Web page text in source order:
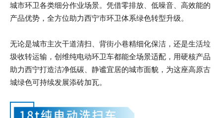
城市环卫各类细分作业场景。凭借零排放、低噪音、高效能的
产品优势，全方位助力西宁市环卫体系绿色转型升级。
无论是城市主次干道清扫、背街小巷精细化保洁，还是生活垃
圾收转运输，创维纯电动环卫车都能全场景适配，用硬核产品
助力西宁打造洁净低碳、静谧宜居的城市面貌，为这座高原古
城绿色可持续发展添砖加瓦。